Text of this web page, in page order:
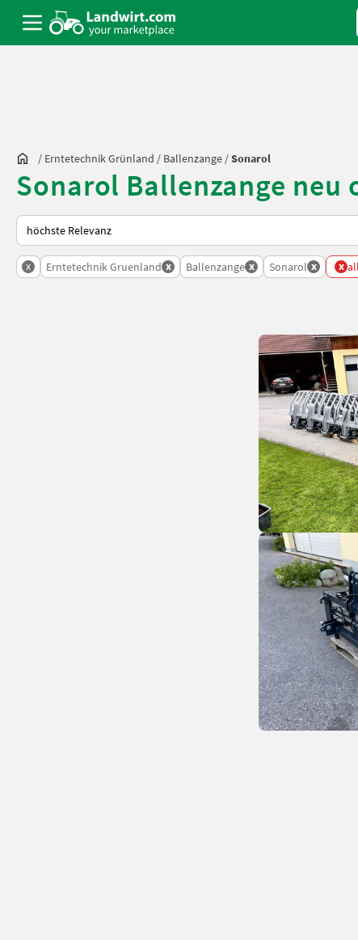
/ Erntetechnik Grünland / Ballenzange /Sonarol
Sonarol Ballenzange neu
So wird auf Landwirt.com sortiert
x Erntetechnik Gruenland x Ballenzange x Sonarol x x